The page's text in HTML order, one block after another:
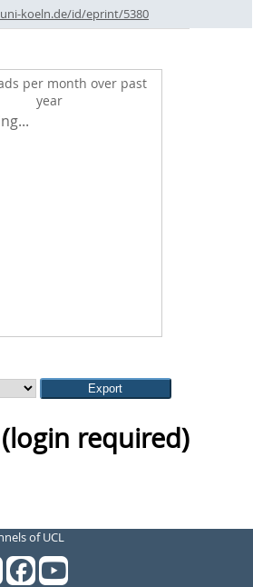
koeln.de/id/eprint/5380
per month over past
year
required)
of UCL